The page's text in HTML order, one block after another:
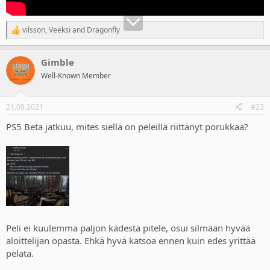
R
e
c
i
s
vilsson, Veeksi and Dragonfly
Gimble
Well-Known Member
21.09.2021 #23
PS5 Beta jatkuu, mites siellä on peleillä riittänyt porukkaa?
Peli ei kuulemma paljon kädestä pitele, osui silmään hyvää
aloittelijan opasta. Ehkä hyvä katsoa ennen kuin edes yrittää
pelata.